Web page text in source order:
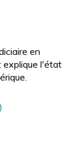
en
explique l'état